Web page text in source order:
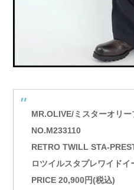
MR.OLIVE/ミスターオリー
NO.M233110
RETRO TWILL STA-
ロツイルスタプレワイドイ
PRICE 20,900円(税込)